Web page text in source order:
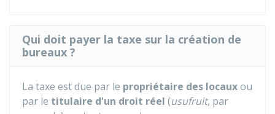
Qui doit payer la taxe sur la création de
bureaux ?
La taxe est due par le propriétaire des locauxou
par le titulaire d'un droit réel (usufruit, par